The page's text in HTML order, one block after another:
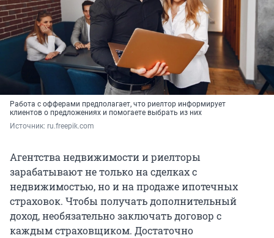
Работа с офферами предполагает, что риелтор информирует
клиентов о предложениях и помогаете выбрать из них
Источник: ru.freepik.com
Агентства недвижимости и риелторы
зарабатывают не только на сделках с
недвижимостью, но и на продаже ипотечных
страховок. Чтобы получать дополнительный
доход, необязательно заключать договор с
каждым страховщиком. Достаточно